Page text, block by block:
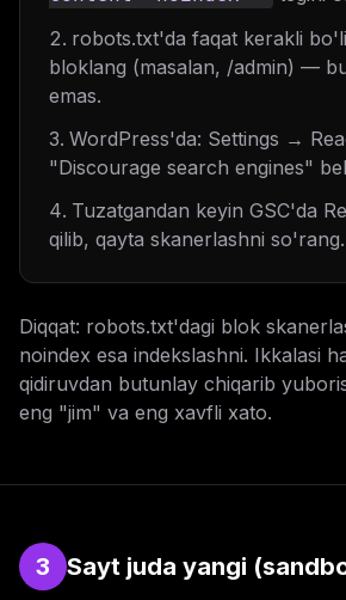
robots.txt'da faqat kerakli
bloklang (masalan, /admin) —
emas.
WordPress'da: Settings →
"Discourage search engines"
Tuzatgandan keyin GSC'da
qilib, qayta skanerlashni so'rang.
Diqqat: robots.txt'dagi blok
noindex esa indekslashni. Ikkalasi
qidiruvdan butunlay chiqarib
eng "jim" va eng xavfli xato.
3 Sayt juda yangi